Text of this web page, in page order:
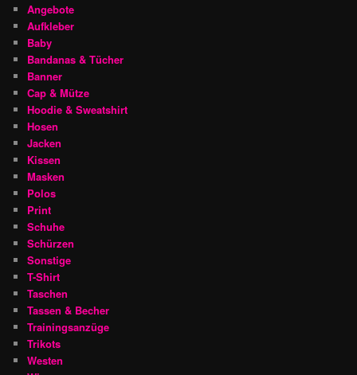
Angebote
Aufkleber
Baby
Bandanas & Tücher
Banner
Cap & Mütze
Hoodie & Sweatshirt
Hosen
Jacken
Kissen
Masken
Polos
Print
Schuhe
Schürzen
Sonstige
T-Shirt
Taschen
Tassen & Becher
Trainingsanzüge
Trikots
Westen